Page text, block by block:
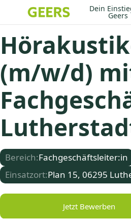
Dein
Geers
(m/w/d)
Bereich:Fachgeschäftsleiter:in
Einsatzort:Plan 15, 06295
Jetzt Bewerben